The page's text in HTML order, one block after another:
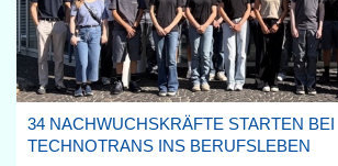
34 NACHWUCHSKRÄFTE STARTEN BEI
TECHNOTRANS INS BERUFSLEBEN